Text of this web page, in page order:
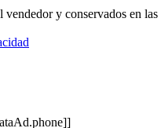
vendedor y conservados en